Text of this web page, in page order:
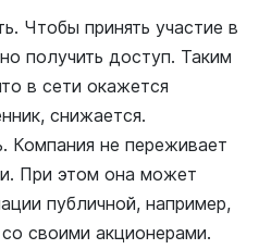
Чтобы принять участие в
получить доступ. Таким
в сети окажется
снижается.
Компания не переживает
При этом она может
публичной, например,
своими акционерами.